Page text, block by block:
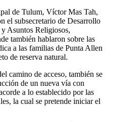
de Tulum, Víctor Mas Tah,
el subsecretario de Desarrollo
Asuntos Religiosos,
también hablaron sobre las
a las familias de Punta Allen
de reserva natural.
camino de acceso, también se
de un nueva vía con
a lo establecido por las
la cual se pretende iniciar el